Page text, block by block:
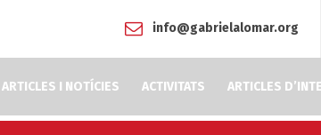
info@gabrielalomar.org
ARTICLES I NOTÍCIES ACTIVITATS ARTICLES